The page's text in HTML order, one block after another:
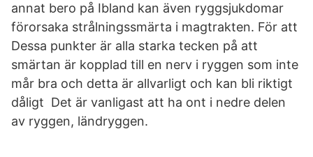
annat bero på Ibland kan även ryggsjukdomar
förorsaka strålningssmärta i magtrakten. För att
Dessa punkter är alla starka tecken på att
smärtan är kopplad till en nerv i ryggen som inte
mår bra och detta är allvarligt och kan bli riktigt
dåligt Det är vanligast att ha ont i nedre delen
av ryggen, ländryggen.